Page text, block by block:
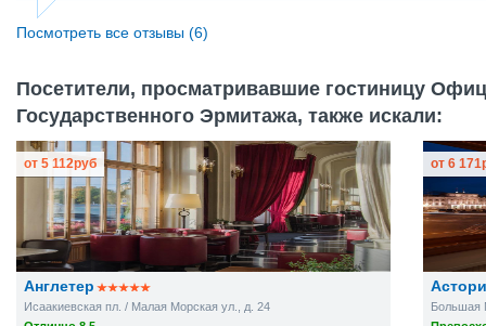
Посмотреть все отзывы (6)
Посетители, просматривавшие гостиницу
Государственного Эрмитажа, также искали:
Англетер
Исаакиевская пл. / Малая Морская ул., д. 24
от 5 112руб
Большая
от 6 171